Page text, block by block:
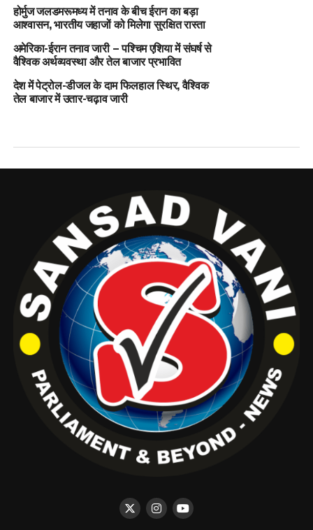
होर्मुज जलडमरूमध्य में तनाव के बीच ईरान का बड़ा
आश्वासन, भारतीय जहाजों को मिलेगा सुरक्षित रास्ता
अमेरिका-ईरान तनाव जारी – पश्चिम एशिया में संघर्ष से
वैश्विक अर्थव्यवस्था और तेल बाजार प्रभावित
देश में पेट्रोल-डीजल के दाम फिलहाल स्थिर, वैश्विक
तेल बाजार में उतार-चढ़ाव जारी